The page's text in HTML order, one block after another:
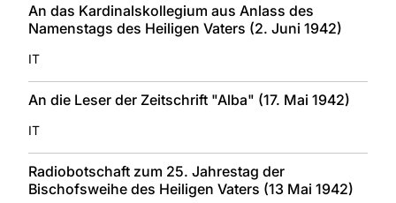
An das Kardinalskollegium aus Anlass des
Namenstags des Heiligen Vaters (2. Juni 1942)
IT
An die Leser der Zeitschrift "Alba" (17. Mai 1942)
IT
Radiobotschaft zum 25. Jahrestag der
Bischofsweihe des Heiligen Vaters (13 Mai 1942)